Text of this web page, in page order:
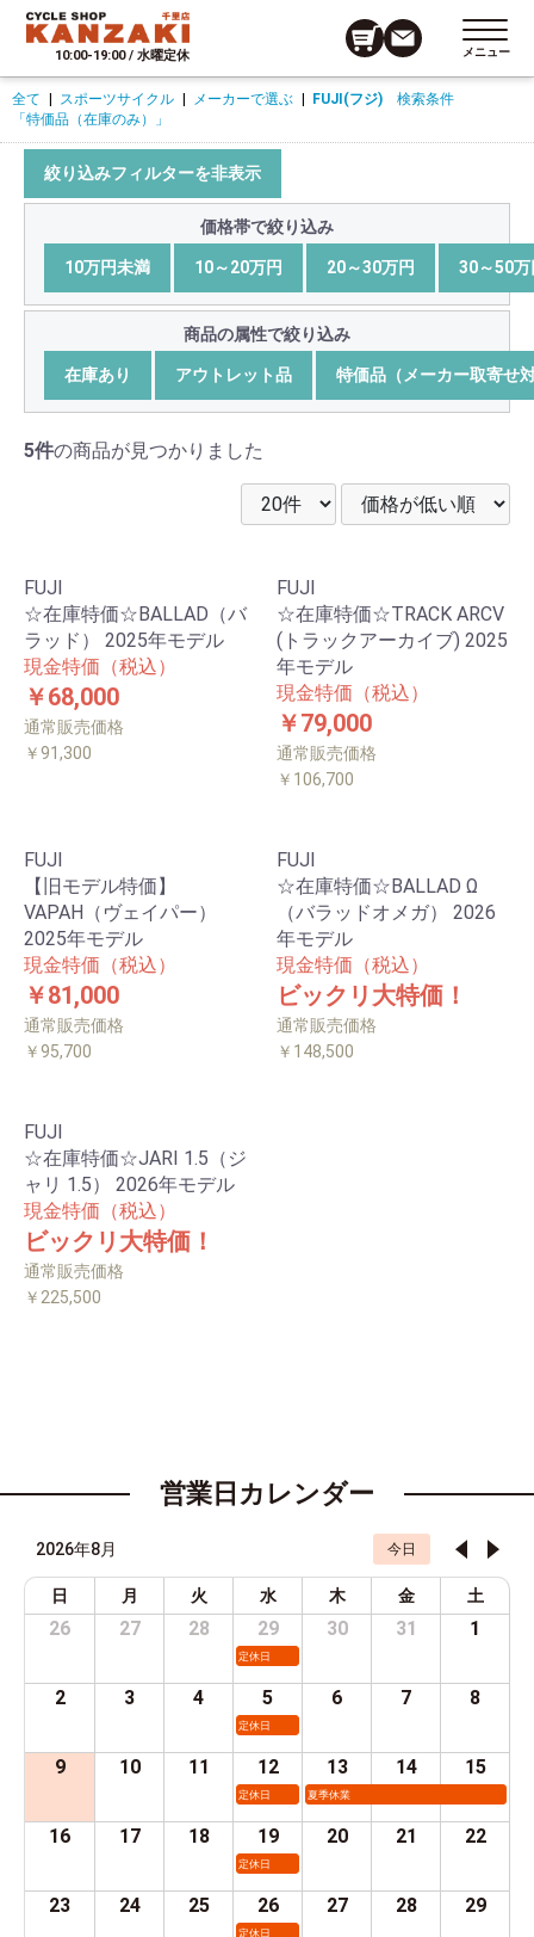
10:00-19:00 / 水曜定休 メニュー
全て スポーツサイクル メーカーで選ぶ FUJI(フジ) 検索条件
「特価品（在庫のみ）」
絞り込みフィルターを非表示
価格帯で絞り込み
10万円未満 10～20万円 20～30万円 30～50万
商品の属性で絞り込み
在庫あり アウトレット品 特価品（メーカー取寄せ
5件の商品が見つかりました
FUJI
☆在庫特価☆BALLAD（バ
ラッド） 2025年モデル
現金特価（税込）
￥68,000
通常販売価格
￥91,300
FUJI
☆在庫特価☆TRACK ARCV
(トラックアーカイブ) 2025
年モデル
現金特価（税込）
￥79,000
通常販売価格
￥106,700
FUJI
【旧モデル特価】
VAPAH（ヴェイパー）
2025年モデル
現金特価（税込）
￥81,000
通常販売価格
￥95,700
FUJI
☆在庫特価☆BALLAD Ω
（バラッドオメガ） 2026
年モデル
現金特価（税込）
ビックリ大特価！
通常販売価格
￥148,500
FUJI
☆在庫特価☆JARI 1.5（ジ
ャリ 1.5） 2026年モデル
現金特価（税込）
ビックリ大特価！
通常販売価格
￥225,500
営業日カレンダー
2026年8月 今日
日 月 火 水 木 金 土
26 27 28 29
定休日
30 31 1
2 3 4 5
定休日
6 7 8
9 10 11 12
定休日
13
夏季休業
14 15
16 17 18 19
定休日
20 21 22
23 24 25 26
定休日
27 28 29